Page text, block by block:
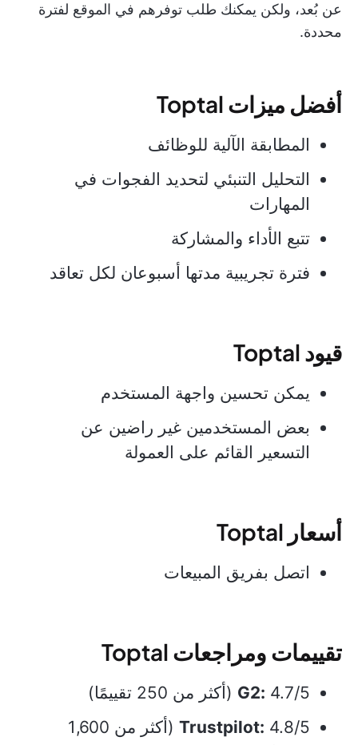
عن بُعد، ولكن يمكنك طلب توفرهم في الموقع لفترة
محددة.
أفضل ميزات Toptal
المطابقة الآلية للوظائف
التحليل التنبئي لتحديد الفجوات في
المهارات
تتبع الأداء والمشاركة
فترة تجريبية مدتها أسبوعان لكل تعاقد
قيود Toptal
يمكن تحسين واجهة المستخدم
بعض المستخدمين غير راضين عن
التسعير القائم على العمولة
أسعار Toptal
اتصل بفريق المبيعات
تقييمات ومراجعات Toptal
G2: 4.7/5 (أكثر من 250 تقييمًا)
Trustpilot:
4.8/5 (أكثر من 1,600